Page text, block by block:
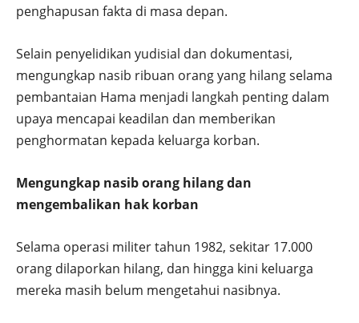
penghapusan fakta di masa depan.
Selain penyelidikan yudisial dan dokumentasi,
mengungkap nasib ribuan orang yang hilang selama
pembantaian Hama menjadi langkah penting dalam
upaya mencapai keadilan dan memberikan
penghormatan kepada keluarga korban.
Mengungkap nasib orang hilang dan
mengembalikan hak korban
Selama operasi militer tahun 1982, sekitar 17.000
orang dilaporkan hilang, dan hingga kini keluarga
mereka masih belum mengetahui nasibnya.